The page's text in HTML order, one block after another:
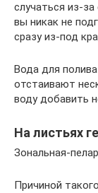
случаться из-
вы никак не
сразу из-под
Вода для
отстаивают
воду добавить
На листьях
Зональная-
Причиной